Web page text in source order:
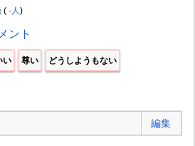
( -人 )
ント
い 尊い どうしようもない
編集